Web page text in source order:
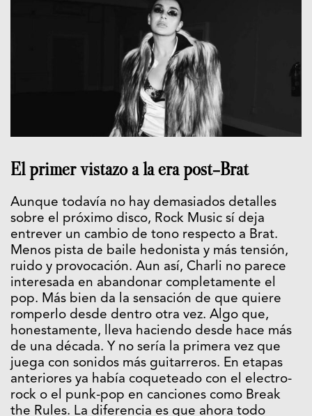
El primer vistazo a la era post-Brat
Aunque todavía no hay demasiados detalles
sobre el próximo disco, Rock Music sí deja
entrever un cambio de tono respecto a Brat.
Menos pista de baile hedonista y más tensión,
ruido y provocación. Aun así, Charli no parece
interesada en abandonar completamente el
pop. Más bien da la sensación de que quiere
romperlo desde dentro otra vez. Algo que,
honestamente, lleva haciendo desde hace más
de una década. Y no sería la primera vez que
juega con sonidos más guitarreros. En etapas
anteriores ya había coqueteado con el electro-
rock o el punk-pop en canciones como Break
the Rules. La diferencia es que ahora todo